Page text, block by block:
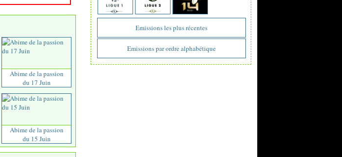
Emissions les plus récentes
Emissions par ordre alphabétique
Abime de la passion
du 17 Juin
Abime de la passion
du 15 Juin